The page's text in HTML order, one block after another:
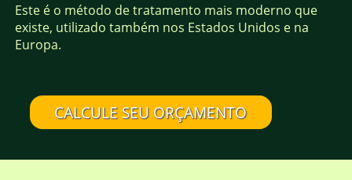
Este é o método de tratamento mais moderno que
existe, utilizado também nos Estados Unidos e na
Europa.
CALCULE SEU ORÇAMENTO